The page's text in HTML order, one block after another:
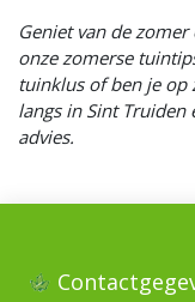
Geniet van de
onze zomerse
tuinklus of ben je op
langs in Sint Truiden
advies.